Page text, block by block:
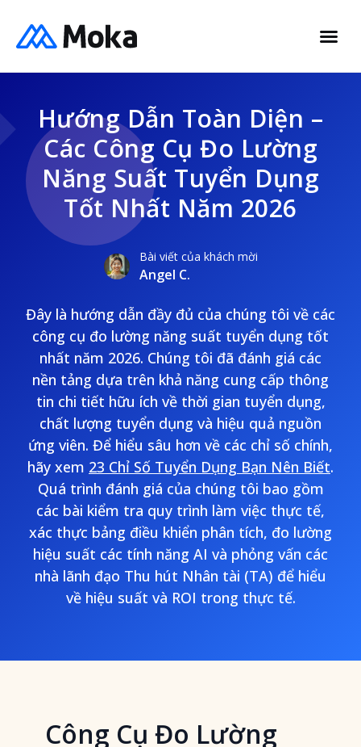
Hướng Dẫn Toàn Diện –
Các Công Cụ Đo Lường
Năng Suất Tuyển Dụng
Tốt Nhất Năm 2026
Bài viết của khách mời
Angel C.
Đây là hướng dẫn đầy đủ của chúng tôi về các
công cụ đo lường năng suất tuyển dụng tốt
nhất năm 2026. Chúng tôi đã đánh giá các
nền tảng dựa trên khả năng cung cấp thông
tin chi tiết hữu ích về thời gian tuyển dụng,
chất lượng tuyển dụng và hiệu quả nguồn
ứng viên. Để hiểu sâu hơn về các chỉ số chính,
hãy xem 23 Chỉ Số Tuyển Dụng Bạn Nên Biết.
Quá trình đánh giá của chúng tôi bao gồm
các bài kiểm tra quy trình làm việc thực tế,
xác thực bảng điều khiển phân tích, đo lường
hiệu suất các tính năng AI và phỏng vấn các
nhà lãnh đạo Thu hút Nhân tài (TA) để hiểu
về hiệu suất và ROI trong thực tế.
Công Cụ Đo Lường